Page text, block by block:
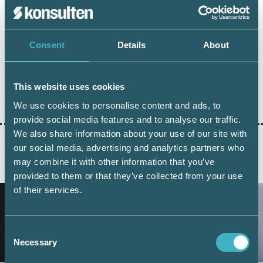
Consent Details About
This website uses cookies
We use cookies to personalise content and ads, to
provide social media features and to analyse our traffic.
We also share information about your use of our site with
our social media, advertising and analytics partners who
may combine it with other information that you’ve
provided to them or that they’ve collected from your use
of their services.
Selection
Necessary
Dela:
AUKTORISATION
AUKTORISERAD REDOVISNINGSKONSULT
AKTUELLA ARTIKLAR